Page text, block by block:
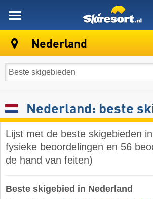
Nederland
Nederland: beste
Lijst met de beste skigebieden
fysieke beoordelingen en 56
de hand van feiten)
Beste skigebied in Nederland